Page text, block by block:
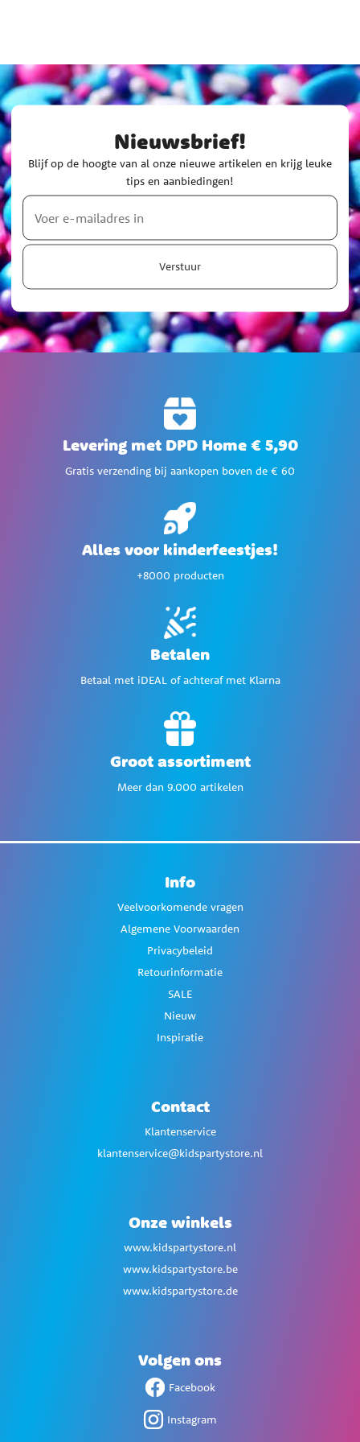
Nieuwsbrief!
Blijf op de hoogte van al onze nieuwe artikelen en krijg leuke
tips en aanbiedingen!
Verstuur
Levering met DPD Home € 5,90
Gratis verzending bij aankopen boven de € 60
Alles voor kinderfeestjes!
+8000 producten
Betalen
Betaal met iDEAL of achteraf met Klarna
Groot assortiment
Meer dan 9.000 artikelen
Info
Veelvoorkomende vragen
Algemene Voorwaarden
Privacybeleid
Retourinformatie
SALE
Nieuw
Inspiratie
Contact
Klantenservice
klantenservice@kidspartystore.nl
Onze winkels
www.kidspartystore.nl
www.kidspartystore.be
www.kidspartystore.de
Volgen ons
Facebook
Instagram